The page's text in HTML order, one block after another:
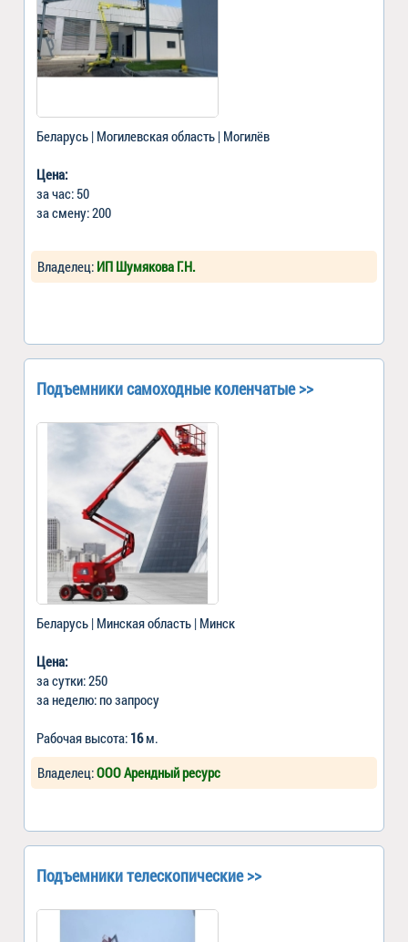
Беларусь | Могилевская область | Могилёв
Цена:
за час: 50
за смену: 200
Владелец: ИП Шумякова Г.Н.
Подъемники самоходные коленчатые >>
Беларусь | Минская область | Минск
Цена:
за сутки: 250
за неделю: по запросу
Рабочая высота: 16м.
Владелец:ООО Арендный ресурс
Подъемники телескопические >>